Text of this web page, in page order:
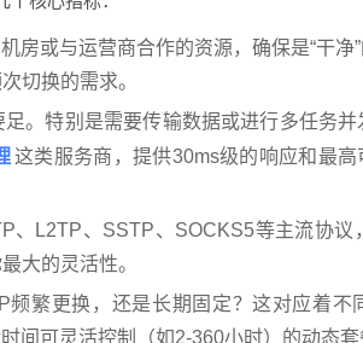
房或与运营商合作的资源，确保是“干
切换的需求。
。特别是需要传输数据或进行多任务
这类服务商，提供30ms级的响应和最
、L2TP、SSTP、SOCKS5等主流协
大的灵活性。
频繁更换，还是长期固定？这对应着不
间可灵活控制（如2-360小时）的动态